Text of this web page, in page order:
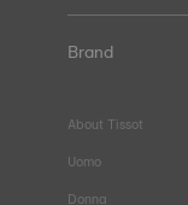
Brand
About Tissot
Uomo
Donna